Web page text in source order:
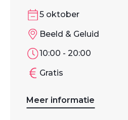
5 oktober
Beeld & Geluid
10:00 - 20:00
Gratis
Meer informatie